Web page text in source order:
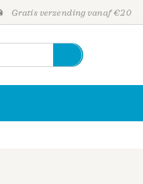
Gratis verzending vanaf €20
Personen